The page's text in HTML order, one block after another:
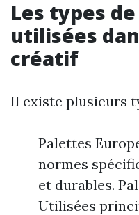
Les types
utilisées
créatif
Il existe plusieurs
Palettes
normes
et durables.
Utilisées